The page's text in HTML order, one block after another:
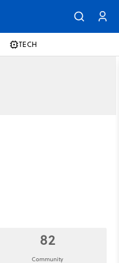
TECH
82
Community